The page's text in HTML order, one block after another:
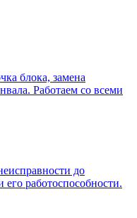
блока, замена
Работаем со всеми
до
его работоспособности.